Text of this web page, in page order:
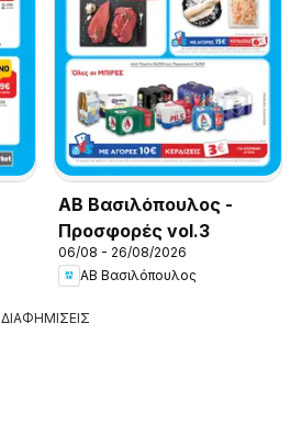
ΑΒ Βασιλόπουλος -
Προσφορές vol.3
06/08 - 26/08/2026
ΑΒ Βασιλόπουλος
ΔΙΑΦΗΜΙΣΕΙΣ